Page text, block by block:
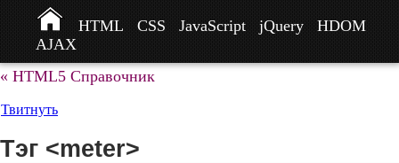
HTML CSS JavaScript jQuery
HDOM
AJAX
« HTML5 Справочник
Твитнуть
Тэг <meter>